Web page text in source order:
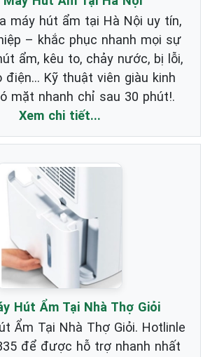
máy hút ẩm tại Hà Nội uy tín,
– khắc phục nhanh mọi sự
ẩm, kêu to, chảy nước, bị lỗi,
điện… Kỹ thuật viên giàu kinh
mặt nhanh chỉ sau 30 phút!.
Xem chi tiết...
Hút Ẩm Tại Nhà Thợ Giỏi
Ẩm Tại Nhà Thợ Giỏi. Hotlinle
để được hỗ trợ nhanh nhất